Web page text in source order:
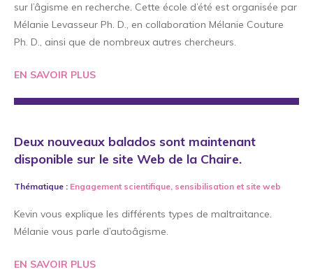
sur l’âgisme en recherche. Cette école d’été est organisée par
Mélanie Levasseur Ph. D., en collaboration Mélanie Couture
Ph. D., ainsi que de nombreux autres chercheurs.
EN SAVOIR PLUS
Deux nouveaux balados sont maintenant
disponible sur le site Web de la Chaire.
Thématique : Engagement scientifique, sensibilisation et site web
Kevin vous explique les différents types de maltraitance.
Mélanie vous parle d’autoâgisme.
EN SAVOIR PLUS